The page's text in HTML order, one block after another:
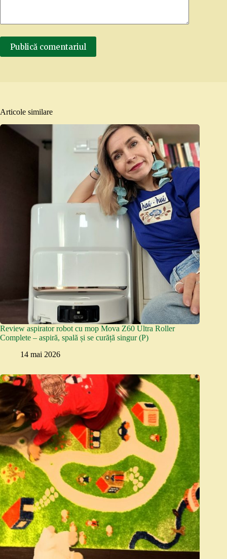
Publică comentariul
Articole similare
Review aspirator robot cu mop Mova Z60 Ultra Roller
Complete – aspiră, spală și se curăță singur (P)
14 mai 2026